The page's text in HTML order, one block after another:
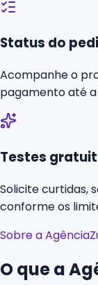
Status do
Acompanhe o
pagamento até
Testes
Solicite curtidas,
conforme os
Sobre a
O que a